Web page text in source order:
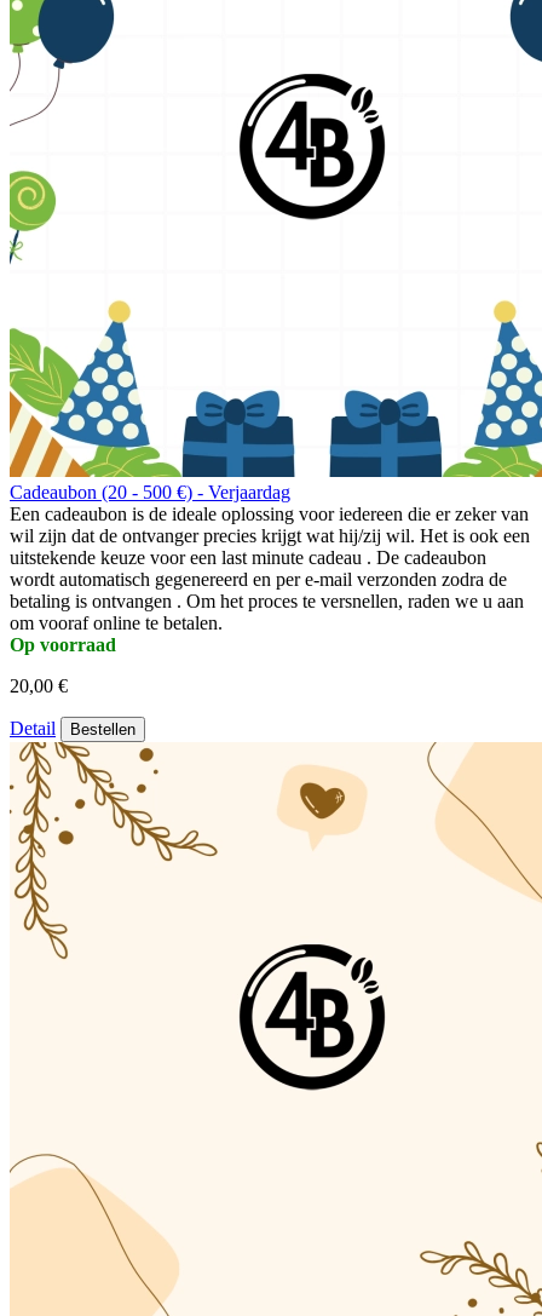
Cadeaubon (20 - 500 €) - Verjaardag
Een cadeaubon is de ideale oplossing voor iedereen die er zeker van
wil zijn dat de ontvanger precies krijgt wat hij/zij wil. Het is ook een
uitstekende keuze voor een last minute cadeau . De cadeaubon
wordt automatisch gegenereerd en per e-mail verzonden zodra de
betaling is ontvangen . Om het proces te versnellen, raden we u aan
om vooraf online te betalen.
Op voorraad
20,00 €
Detail Bestellen